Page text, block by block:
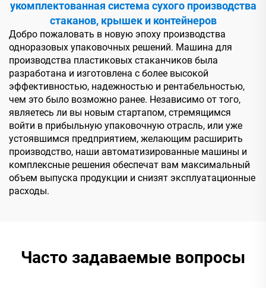
укомплектованная система сухого производства
стаканов, крышек и контейнеров
Добро пожаловать в новую эпоху производства
одноразовых упаковочных решений. Машина для
производства пластиковых стаканчиков была
разработана и изготовлена с более высокой
эффективностью, надежностью и рентабельностью,
чем это было возможно ранее. Независимо от того,
являетесь ли вы новым стартапом, стремящимся
войти в прибыльную упаковочную отрасль, или уже
устоявшимся предприятием, желающим расширить
производство, наши автоматизированные машины и
комплексные решения обеспечат вам максимальный
объем выпуска продукции и снизят эксплуатационные
расходы.
Часто задаваемые вопросы